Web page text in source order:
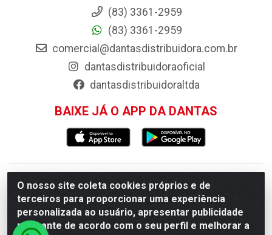
O nosso site coleta cookies próprios e de
terceiros para proporcionar uma experiência
personalizada ao usuário, apresentar publicidade
relevante de acordo com o seu perfil e melhorar a
(83) 3361-2959
(83) 3361-2959
comercial@dantasdistribuidora.com.br
dantasdistribuidoraoficial
dantasdistribuidoraltda
BAIXE JÁ O APP DA DANTAS
Dantas Distribuidora - Rua Sebastião Araújo, 404 -
Centro, Esperança/PB - CEP 58.135-000 - CNPJ
09.046.825/0001-11